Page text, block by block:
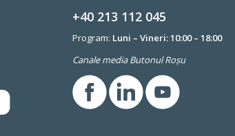
+40 213 112 045
Program: Luni – Vineri: 10:00 – 18:00
Canale media Butonul Roșu